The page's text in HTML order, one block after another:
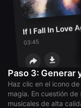
Paso 3: Generar
Haz clic en el icono
magia. En cuestión
musicales de alta